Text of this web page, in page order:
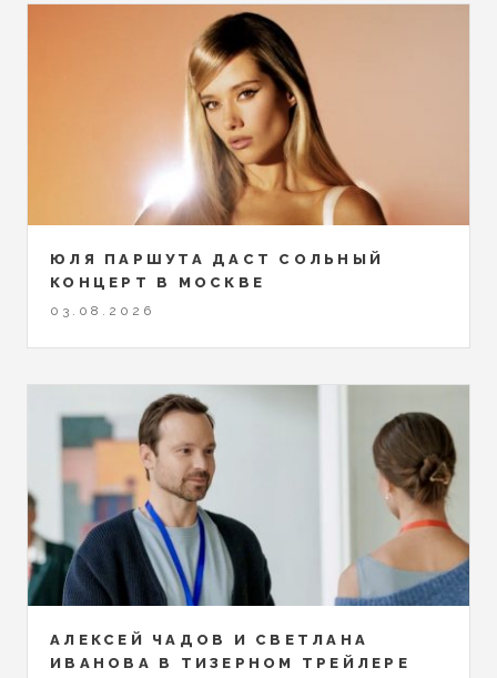
ЮЛЯ ПАРШУТА ДАСТ СОЛЬНЫЙ
КОНЦЕРТ В МОСКВЕ
03.08.2026
АЛЕКСЕЙ ЧАДОВ И СВЕТЛАНА
ИВАНОВА В ТИЗЕРНОМ ТРЕЙЛЕРЕ